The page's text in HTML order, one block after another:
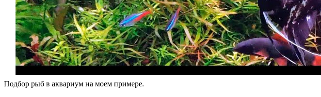
Подбор рыб в аквариум на моем примере.